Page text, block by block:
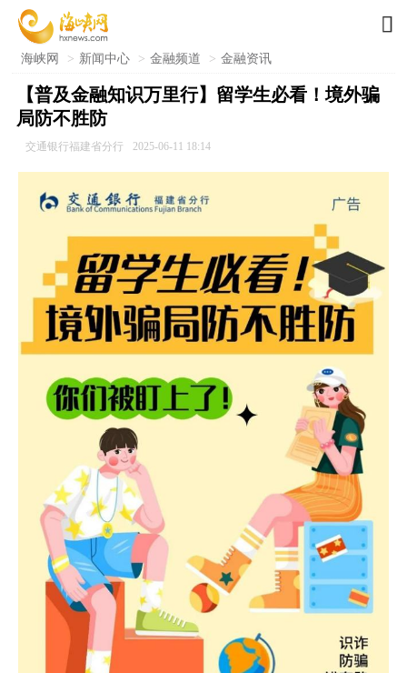

海峡网 > 新闻中心 > 金融频道 > 金融资讯
【普及金融知识万里行】留学生必看！境外骗
局防不胜防
交通银行福建省分行 2025-06-11 18:14